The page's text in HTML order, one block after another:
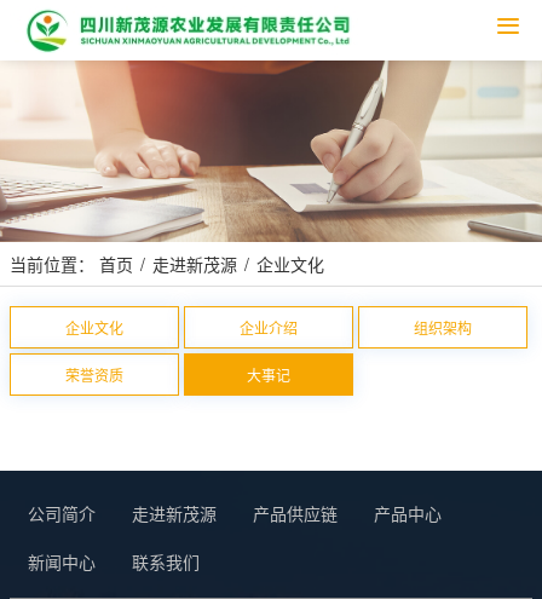
当前位置： 首页 走进新茂源 企业文化
企业文化 企业介绍 组织架构
荣誉资质 大事记
公司简介 走进新茂源 产品供应链
产品中心
新闻中心
联系我们